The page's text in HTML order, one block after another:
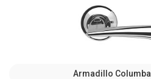
Armadillo Columba